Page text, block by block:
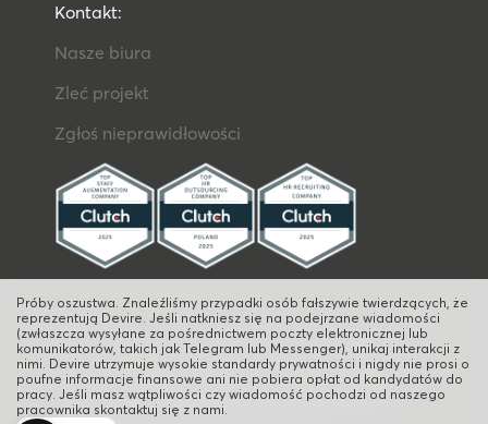
Próby oszustwa. Znaleźliśmy przypadki osób fałszywie twierdzących, że
reprezentują Devire. Jeśli natkniesz się na podejrzane wiadomości
(zwłaszcza wysyłane za pośrednictwem poczty elektronicznej lub
komunikatorów, takich jak Telegram lub Messenger), unikaj interakcji z
nimi. Devire utrzymuje wysokie standardy prywatności i nigdy nie prosi o
poufne informacje finansowe ani nie pobiera opłat od kandydatów do
pracy. Jeśli masz wątpliwości czy wiadomość pochodzi od naszego
pracownika skontaktuj się z nami.
Kontakt:
Nasze biura
Zleć projekt
Zgłoś nieprawidłowości
Devire Sp. z o.o., Agencja Zatrudnienia Nr. 3260, wpisana do
rejestru przedsiębiorców prowadzonego przez Sąd Rejonowy
dla M. St. Warszawy w Warszawie, XII Wydział Gospodarczy
KRS pod nr KRS 0000256332 Al. Jerozolimskie 94, 00-807
Warszawa, NIP: 5252360806 REGON: 14041789800000